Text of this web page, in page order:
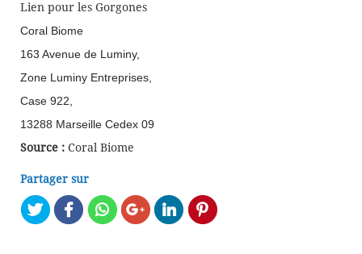
Lien pour les Gorgones
Coral Biome
163 Avenue de Luminy,
Zone Luminy Entreprises,
Case 922,
13288 Marseille Cedex 09
Source : Coral Biome
Partager sur